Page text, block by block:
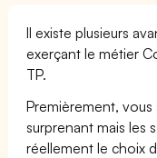
Il existe plusieurs
exerçant le métier
TP.
Premièrement, vous
surprenant mais les
réellement le choix